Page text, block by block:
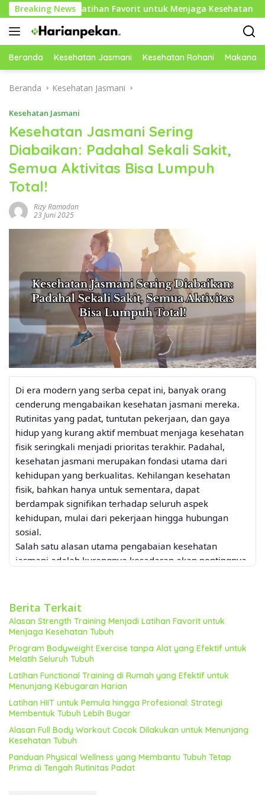
Langsung
ke
konten
Breaking News
Latihan Favorit untuk Menjaga Kesehatan Tubuh
Beranda Kesehatan Jasmani Kesehatan Rohani Makanan
Beranda Kesehatan Jasmani
Kesehatan Jasmani
Kesehatan Jasmani Sering
Diabaikan: Padahal Sekali Sakit,
Semua Aktivitas Bisa Lumpuh
Total!
Rizy Ramadan
23 Juni 2025
Di era modern yang serba cepat ini, banyak orang
cenderung mengabaikan kesehatan jasmani mereka.
Rutinitas yang padat, tuntutan pekerjaan, dan gaya
hidup yang kurang aktif membuat menjaga kesehatan
fisik seringkali menjadi prioritas terakhir. Padahal,
kesehatan jasmani merupakan fondasi utama dari
kehidupan yang berkualitas. Kehilangan kesehatan
fisik, bahkan hanya untuk sementara, dapat
berdampak signifikan terhadap seluruh aspek
kehidupan, mulai dari pekerjaan hingga hubungan
sosial.
Salah satu alasan utama pengabaian kesehatan
jasmani adalah kurangnya kesadaran akan pentingnya
penyakit sudah menyerang. Padahal, pencegahan jauh
lebih baik daripada pengobatan. Dengan menjaga
kesehatan jasmani secara proaktif, kita dapat
meminimalisir risiko terkena berbagai penyakit kronis
dan meningkatkan kualitas hidup secara keseluruhan.
Faktor lain yang turut berperan adalah kurangnya
waktu dan motivasi. Kehidupan modern yang menuntut
banyak hal seringkali membuat orang merasa tidak
memiliki cukup waktu untuk berolahraga atau
mengonsumsi makanan sehat. Kurangnya motivasi
juga dapat menjadi penghalang, terutama jika
seseorang tidak melihat hasil yang signifikan dalam
jangka pendek.
Berita Terkait
Alasan Strength Training Menjadi Latihan Favorit untuk
Menjaga Kesehatan Tubuh
Program Bodyweight Exercise tanpa Alat yang Efektif untuk
Melatih Seluruh Tubuh
Latihan Functional Training di Rumah yang Efektif untuk
Menunjang Kebugaran Harian
Latihan HIIT untuk Pemula hingga Profesional: Strategi
Membentuk Tubuh Lebih Bugar
Alasan Full Body Workout Cocok Dilakukan untuk Menunjang
Kesehatan Tubuh
Panduan Physical Wellness yang Membantu Tubuh Tetap
Prima di Tengah Rutinitas Padat